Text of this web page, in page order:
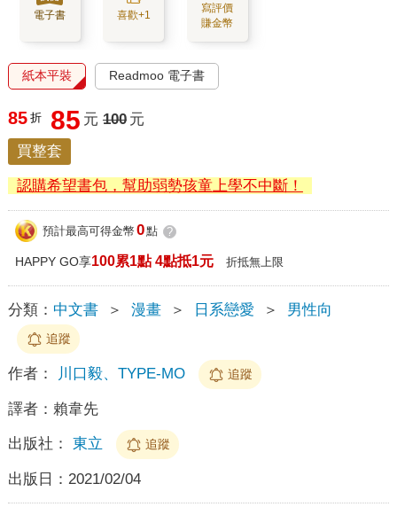
電子書 喜歡+1
寫評價
賺金幣
紙本平裝 Readmoo 電子書
85 折 85 元 100 元
買整套
認購希望書包，幫助弱勢孩童上學不中斷！
預計最高可得金幣 0點 ?
HAPPY GO享100累1點 4點抵1元 折抵無上限
分類： 中文書 ＞ 漫畫 ＞ 日系戀愛 ＞ 男性向
追蹤
作者： 川口毅、TYPE-MO 追蹤
譯者： 賴韋先
出版社： 東立 追蹤
出版日： 2021/02/04